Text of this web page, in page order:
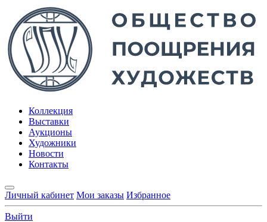
Коллекция
Выставки
Аукционы
Художники
Новости
Контакты
Личный кабинет Мои заказы Избранное
Выйти